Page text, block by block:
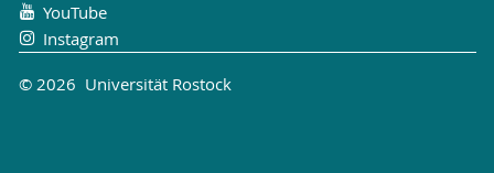
YouTube
Instagram
© 2026 Universität Rostock